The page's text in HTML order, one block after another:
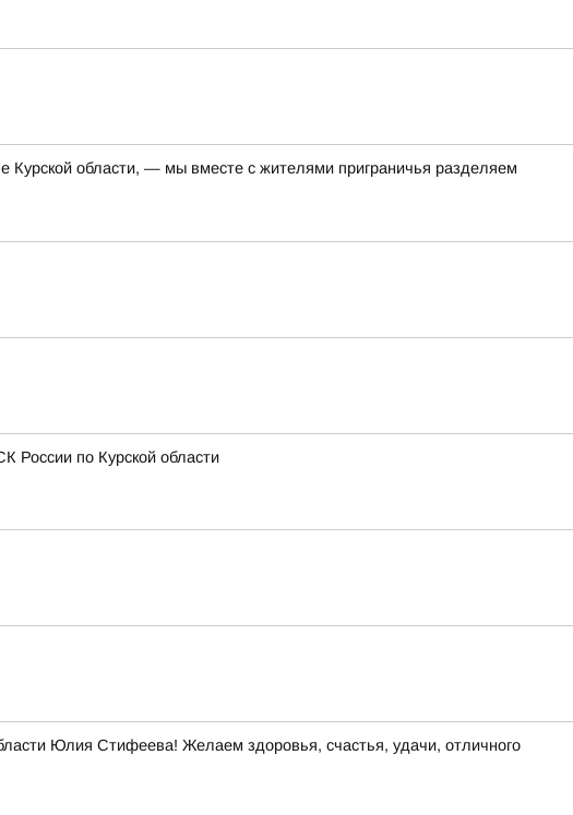
Курской области, — мы вместе с жителями приграничья разделяем
России по Курской области
Юлия Стифеева! Желаем здоровья, счастья, удачи, отличного